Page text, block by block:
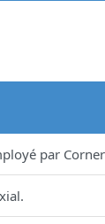
par